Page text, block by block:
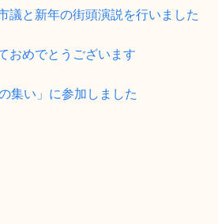
議と新年の街頭演説を行いました
おめでとうございます
集い」に参加しました